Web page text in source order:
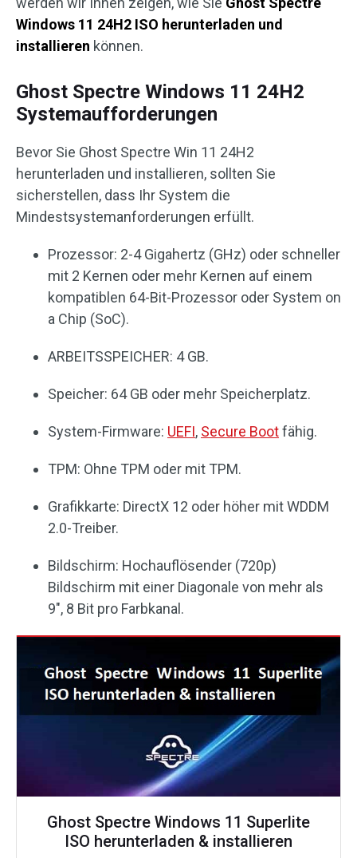
Windows 11 24H2 ISO herunterladen und
installieren können.
Ghost Spectre Windows 11 24H2
Systemaufforderungen
Bevor Sie Ghost Spectre Win 11 24H2
herunterladen und installieren, sollten Sie
sicherstellen, dass Ihr System die
Mindestsystemanforderungen erfüllt.
Prozessor: 2-4 Gigahertz (GHz) oder schneller
mit 2 Kernen oder mehr Kernen auf einem
kompatiblen 64-Bit-Prozessor oder System on
a Chip (SoC).
ARBEITSSPEICHER: 4 GB.
Speicher: 64 GB oder mehr Speicherplatz.
System-Firmware: UEFI, Secure Bootfähig.
TPM: Ohne TPM oder mit TPM.
Grafikkarte: DirectX 12 oder höher mit WDDM
2.0-Treiber.
Bildschirm: Hochauflösender (720p)
Bildschirm mit einer Diagonale von mehr als
9″, 8 Bit pro Farbkanal.
Ghost Spectre Windows 11 Superlite
ISO herunterladen & installieren